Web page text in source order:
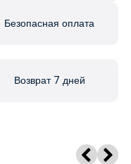
Безопасная оплата
Возврат 7 дней